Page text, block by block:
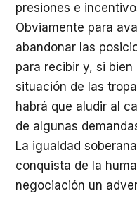
presiones e
Obviamente para
abandonar las
para recibir y, si
situación de las
habrá que aludir al
de algunas
La igualdad
conquista de la
negociación un